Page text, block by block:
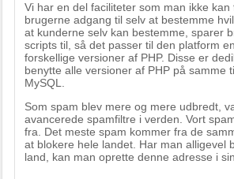
Vi har en del faciliteter som man ikke
brugerne adgang til selv at bestemme
at kunderne selv kan bestemme, sparer
scripts til, så det passer til den platform
forskellige versioner af PHP. Disse er
benytte alle versioner af PHP på
MySQL.
Som spam blev mere og mere udbredt,
avancerede spamfiltre i verden. Vort
fra. Det meste spam kommer fra de
at blokere hele landet. Har man alligevel
land, kan man oprette denne adresse i